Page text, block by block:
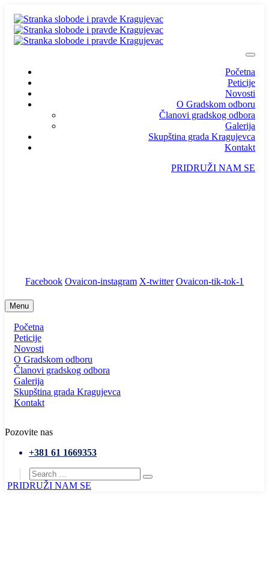
Početna
Peticije
Novosti
O Gradskom odboru
Članovi gradskog odbora
Galerija
Skupština grada Kragujevca
Kontakt
PRIDRUŽI NAM SE
Facebook Ovaicon-instagram X-twitter Ovaicon-tik-tok-1
Menu
Početna
Peticije
Novosti
O Gradskom odboru
Članovi gradskog odbora
Galerija
Skupština grada Kragujevca
Kontakt
Pozovite nas
+381 61 1669353
PRIDRUŽI NAM SE